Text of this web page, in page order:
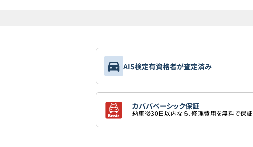
AIS検定有資格者が査定済み
カババベーシック保証
納車後30日以内なら、修理費用を無料で保証